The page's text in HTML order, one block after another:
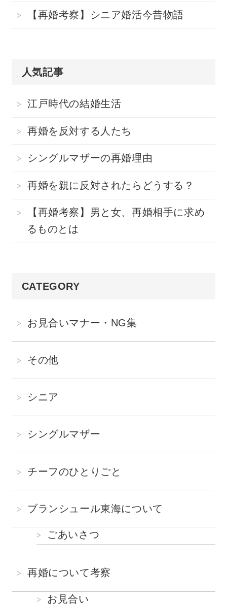
【再婚考察】シニア婚活今昔物語
人気記事
江戸時代の結婚生活
再婚を反対する人たち
シングルマザーの再婚理由
再婚を親に反対されたらどうする？
【再婚考察】男と女、再婚相手に求め
るものとは
CATEGORY
お見合いマナー・NG集
その他
シニア
シングルマザー
チーフのひとりごと
ブランシュール東海について
ごあいさつ
再婚について考察
お見合い